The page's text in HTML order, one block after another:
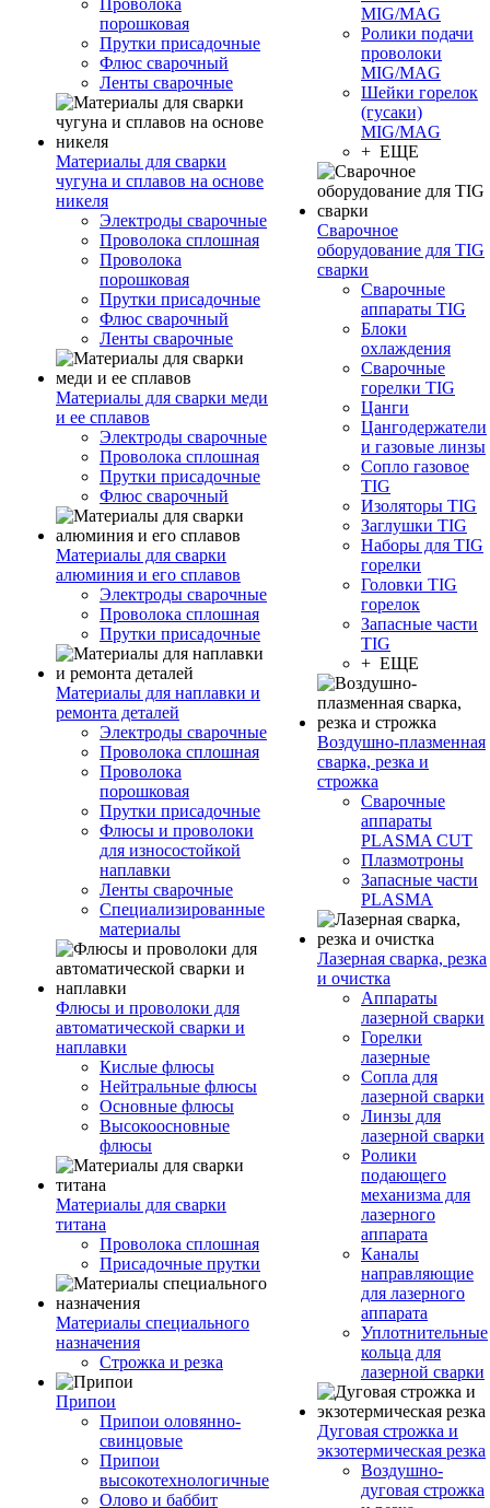
Проволока
порошковая
Прутки присадочные
Флюс сварочный
Ленты сварочные
Материалы для сварки
чугуна и сплавов на основе
никеля
Электроды сварочные
Проволока сплошная
Проволока
порошковая
Прутки присадочные
Флюс сварочный
Ленты сварочные
Материалы для сварки меди
и ее сплавов
Электроды сварочные
Проволока сплошная
Прутки присадочные
Флюс сварочный
Материалы для сварки
алюминия и его сплавов
Электроды сварочные
Проволока сплошная
Прутки присадочные
Материалы для наплавки и
ремонта деталей
Электроды сварочные
Проволока сплошная
Проволока
порошковая
Прутки присадочные
Флюсы и проволоки
для износостойкой
наплавки
Ленты сварочные
Специализированные
материалы
Флюсы и проволоки для
автоматической сварки и
наплавки
Кислые флюсы
Нейтральные флюсы
Основные флюсы
Высокоосновные
флюсы
Материалы для сварки
титана
Проволока сплошная
Присадочные прутки
Материалы специального
назначения
Строжка и резка
Припои
Припои оловянно-
свинцовые
Припои
высокотехнологичные
Олово и баббит
MIG/MAG
Ролики подачи
проволоки
MIG/MAG
Шейки горелок
(гусаки)
MIG/MAG
+ ЕЩЕ
Сварочное
оборудование для TIG
сварки
Сварочные
аппараты TIG
Блоки
охлаждения
Сварочные
горелки TIG
Цанги
Цангодержатели
и газовые линзы
Сопло газовое
TIG
Изоляторы TIG
Заглушки TIG
Наборы для TIG
горелки
Головки TIG
горелок
Запасные части
TIG
+ ЕЩЕ
Воздушно-плазменная
сварка, резка и
строжка
Сварочные
аппараты
PLASMA CUT
Плазмотроны
Запасные части
PLASMA
Лазерная сварка, резка
и очистка
Аппараты
лазерной сварки
Горелки
лазерные
Сопла для
лазерной сварки
Линзы для
лазерной сварки
Ролики
подающего
механизма для
лазерного
аппарата
Каналы
направляющие
для лазерного
аппарата
Уплотнительные
кольца для
лазерной сварки
Дуговая строжка и
экзотермическая резка
Воздушно-
дуговая строжка